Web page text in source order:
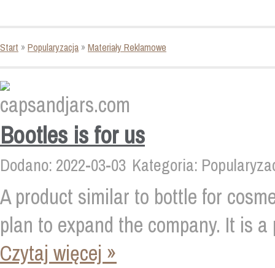
Start »Popularyzacja »Materiały Reklamowe
Bootles is for us
Dodano: 2022-03-03 Kategoria:
A product similar to bottle for
plan to expand the company. It is a
Czytaj więcej »